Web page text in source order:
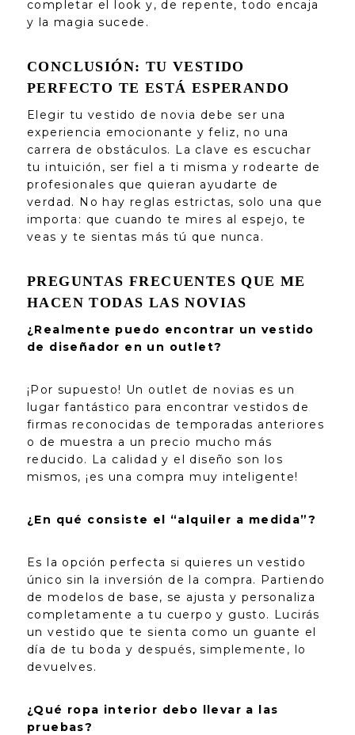
completar el look y, de repente, todo encaja
y la magia sucede.
CONCLUSIÓN: TU VESTIDO
PERFECTO TE ESTÁ ESPERANDO
Elegir tu vestido de novia debe ser una
experiencia emocionante y feliz, no una
carrera de obstáculos. La clave es escuchar
tu intuición, ser fiel a ti misma y rodearte de
profesionales que quieran ayudarte de
verdad. No hay reglas estrictas, solo una que
importa: que cuando te mires al espejo, te
veas y te sientas más tú que nunca.
PREGUNTAS FRECUENTES QUE ME
HACEN TODAS LAS NOVIAS
¿Realmente puedo encontrar un vestido
de diseñador en un outlet?
¡Por supuesto! Un outlet de novias es un
lugar fantástico para encontrar vestidos de
firmas reconocidas de temporadas anteriores
o de muestra a un precio mucho más
reducido. La calidad y el diseño son los
mismos, ¡es una compra muy inteligente!
¿En qué consiste el “alquiler a medida”?
Es la opción perfecta si quieres un vestido
único sin la inversión de la compra. Partiendo
de modelos de base, se ajusta y personaliza
completamente a tu cuerpo y gusto. Lucirás
un vestido que te sienta como un guante el
día de tu boda y después, simplemente, lo
devuelves.
¿Qué ropa interior debo llevar a las
pruebas?